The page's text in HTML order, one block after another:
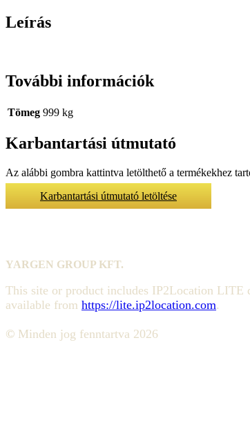
mennyiség
Leírás
További információk
Tömeg 999 kg
Karbantartási útmutató
Az alábbi gombra kattintva letölthető a termékekhez
Karbantartási útmutató letöltése
YARGEN GROUP KFT.
This site or product includes IP2Location LITE
available from https://lite.ip2location.com.
© Minden jog fenntartva 2026